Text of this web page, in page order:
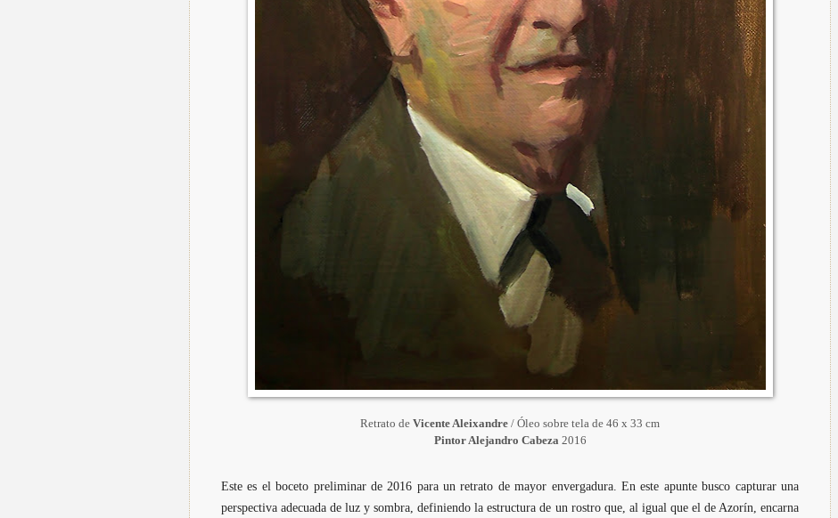
Retrato de Vicente Aleixandre / Óleo sobre tela de 46 x 33 cm
Pintor Alejandro Cabeza 2016
Este es el boceto preliminar de 2016 para un retrato de mayor envergadura. En este apunte busco capturar una
perspectiva adecuada de luz y sombra, definiendo la estructura de un rostro que, al igual que el de Azorín, encarna